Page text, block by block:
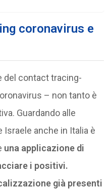
coronavirus e
del contact tracing-
– non tanto è
Guardando alle
Israele anche in Italia è
una applicazione di
i positivi.
già presenti